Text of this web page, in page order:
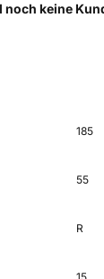
noch keine
185
55
R